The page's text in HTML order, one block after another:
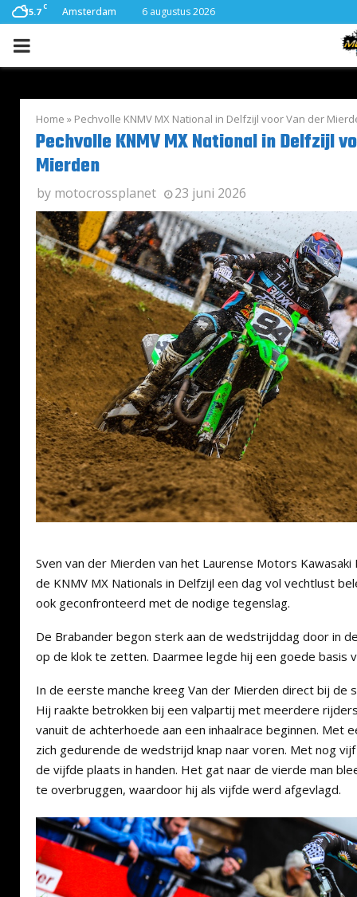
15.7 C Amsterdam 6 augustus 2026
PRIMARY
Home » Pechvolle KNMV MX National in Delfzijl voor Van der
Pechvolle KNMV MX National in Delfzijl
Mierden
by motocrossplanet 23 juni 2026
Sven van der Mierden van het Laurense Motors
de KNMV MX Nationals in Delfzijl een dag vol vechtlust
ook geconfronteerd met de nodige tegenslag.
De Brabander begon sterk aan de wedstrijddag door in
op de klok te zetten. Daarmee legde hij een goede basis
In de eerste manche kreeg Van der Mierden direct bij de
Hij raakte betrokken bij een valpartij met meerdere
vanuit de achterhoede aan een inhaalrace beginnen. Met
zich gedurende de wedstrijd knap naar voren. Met nog
de vijfde plaats in handen. Het gat naar de vierde man
te overbruggen, waardoor hij als vijfde werd afgevlagd.